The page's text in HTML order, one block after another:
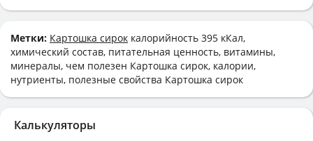
Метки: Картошка сирок калорийность 395 кКал,
химический состав, питательная ценность, витамины,
минералы, чем полезен Картошка сирок, калории,
нутриенты, полезные свойства Картошка сирок
Калькуляторы